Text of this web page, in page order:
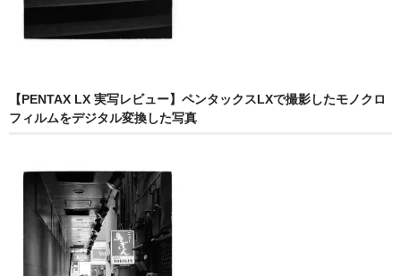
【PENTAX LX 実写レビュー】ペンタックスLXで撮影したモノクロ
フィルムをデジタル変換した写真